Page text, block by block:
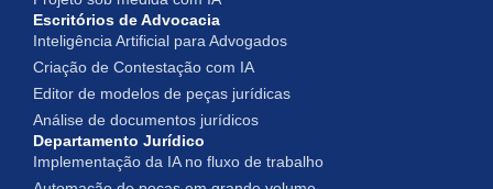
Escritórios de Advocacia
Inteligência Artificial para Advogados
Criação de Contestação com IA
Editor de modelos de peças jurídicas
Análise de documentos jurídicos
Departamento Jurídico
Implementação da IA no fluxo de trabalho